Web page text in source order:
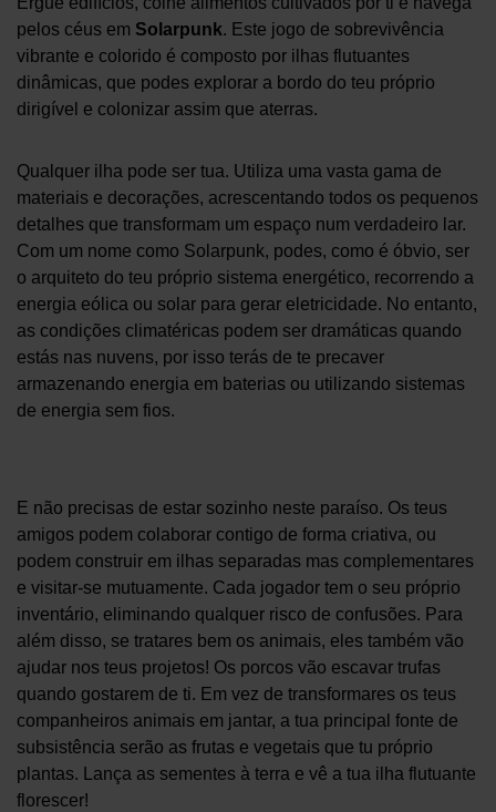
pelos céus em Solarpunk. Este jogo de sobrevivência
vibrante e colorido é composto por ilhas flutuantes
dinâmicas, que podes explorar a bordo do teu próprio
dirigível e colonizar assim que aterras.
Qualquer ilha pode ser tua. Utiliza uma vasta gama de
materiais e decorações, acrescentando todos os pequenos
detalhes que transformam um espaço num verdadeiro lar.
Com um nome como Solarpunk, podes, como é óbvio, ser
o arquiteto do teu próprio sistema energético, recorrendo a
energia eólica ou solar para gerar eletricidade. No entanto,
as condições climatéricas podem ser dramáticas quando
estás nas nuvens, por isso terás de te precaver
armazenando energia em baterias ou utilizando sistemas
de energia sem fios.
E não precisas de estar sozinho neste paraíso. Os teus
amigos podem colaborar contigo de forma criativa, ou
podem construir em ilhas separadas mas complementares
e visitar-se mutuamente. Cada jogador tem o seu próprio
inventário, eliminando qualquer risco de confusões. Para
além disso, se tratares bem os animais, eles também vão
ajudar nos teus projetos! Os porcos vão escavar trufas
quando gostarem de ti. Em vez de transformares os teus
companheiros animais em jantar, a tua principal fonte de
subsistência serão as frutas e vegetais que tu próprio
plantas. Lança as sementes à terra e vê a tua ilha flutuante
florescer!